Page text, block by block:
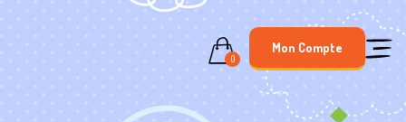
0
Mon Compte